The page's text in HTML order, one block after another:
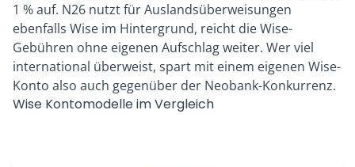
1 % auf. N26 nutzt für Auslandsüberweisungen
ebenfalls Wise im Hintergrund, reicht die Wise-
Gebühren ohne eigenen Aufschlag weiter. Wer viel
international überweist, spart mit einem eigenen Wise-
Konto also auch gegenüber der Neobank-Konkurrenz.
Wise Kontomodelle im Vergleich